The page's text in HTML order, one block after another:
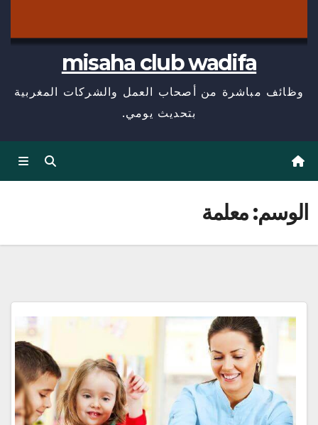
misaha club wadifa
وظائف مباشرة من أصحاب العمل والشركات المغربية
بتحديث يومي.
الوسم:معلمة